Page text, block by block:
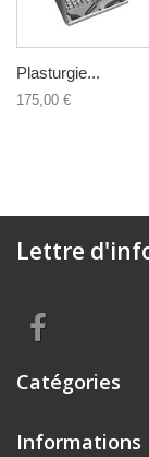
Plasturgie...
175,00 €
Lettre
Catégories
Informations